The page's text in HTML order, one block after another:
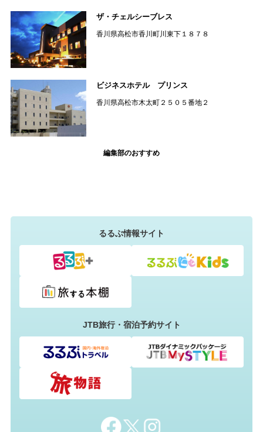
ザ・チェルシーブレス
香川県高松市香川町川東下１８７８
ビジネスホテル プリンス
香川県高松市木太町２５０５番地２
編集部のおすすめ
るるぶ情報サイト
JTB旅行・宿泊予約サイト